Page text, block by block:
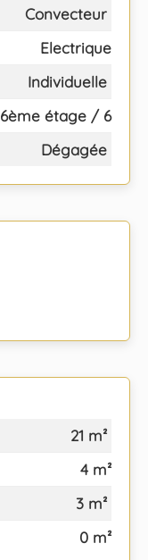
Convecteur
Electrique
Individuelle
6ème étage / 6
Dégagée
21 m²
4 m²
3 m²
0 m²